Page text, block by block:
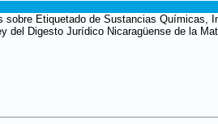
sobre Etiquetado de Sustancias
del Digesto Jurídico Nicaragüense de la